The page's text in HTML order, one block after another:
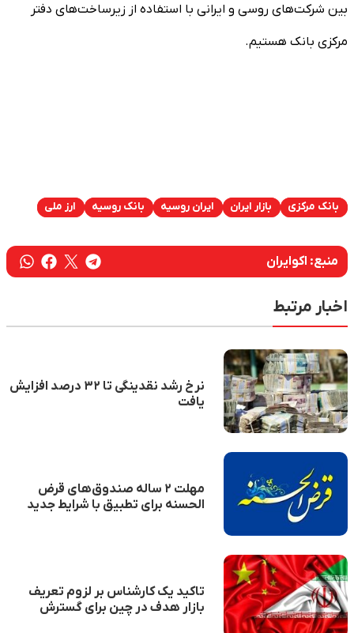
بین شرکت‌های روسی و ایرانی با استفاده از زیرساخت‌های دفتر
مرکزی بانک هستیم.
بانک مرکزی بازار ایران ایران روسیه بانک روسیه ارز ملی
منبع: اکوایران
اخبار مرتبط
نرخ رشد نقدینگی تا ۳۲ درصد افزایش
یافت
مهلت ۲ ساله صندوق‌های قرض
الحسنه برای تطبیق با شرایط جدید
تاکید یک کارشناس بر لزوم تعریف
بازار هدف در چین برای گسترش